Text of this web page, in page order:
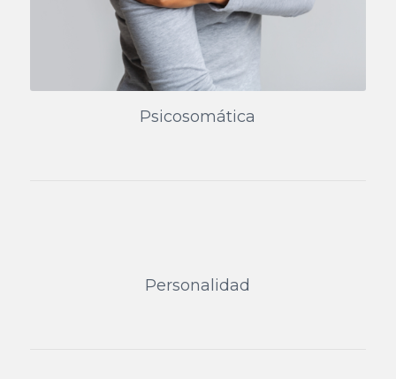
Psicosomática
Personalidad